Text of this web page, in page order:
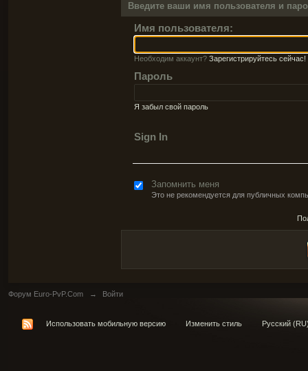
Введите ваши имя пользователя и
Имя пользователя:
Необходим аккаунт? Зарегистрируйтесь сейчас!
Пароль
Я забыл свой пароль
Sign In
Запомнить меня
Это не рекомендуется для публичных
Форум Euro-PvP.Com → Войти
Использовать мобильную версию Изменить стиль Русский